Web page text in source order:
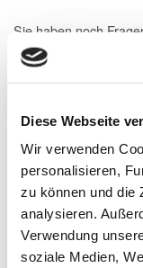
Diese Webseite
Wir verwenden
personalisieren,
zu können und die
analysieren.
Verwendung
soziale Medien,
Sie haben noch
unsere
31) 182 812 oder
dies vollständig aus.